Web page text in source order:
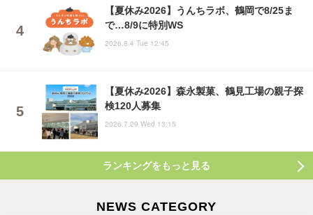
【夏休み2026】うんちラボ、鶴岡で8/25ま
で…8/9に特別WS
2026.8.4 Tue 12:45
【夏休み2026】森永製菓、鶴見工場の親子探
検120人募集
2026.7.29 Wed 13:15
ランキングをもっと見る
NEWS CATEGORY